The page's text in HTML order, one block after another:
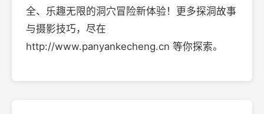
全、乐趣无限的洞穴冒险新体验！更多探洞故事
与摄影技巧，尽在
http://www.panyankecheng.cn 等你探索。